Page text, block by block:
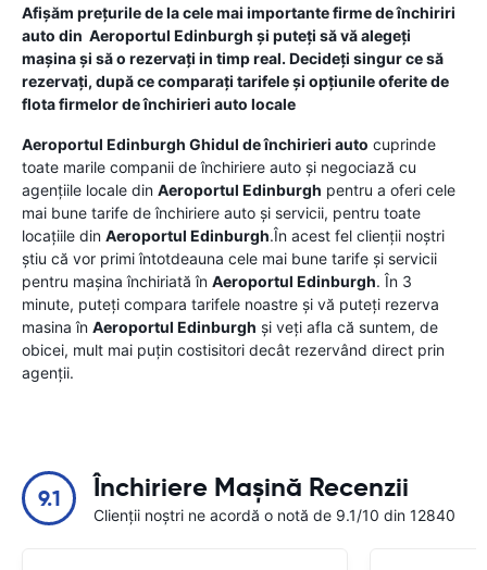
Afișăm prețurile de la cele mai importante firme de închiriri
auto din Aeroportul Edinburgh și puteți să vă alegeți
mașina și să o rezervați in timp real. Decideți singur ce să
rezervați, după ce comparați tarifele și opțiunile oferite de
flota firmelor de închirieri auto locale
Aeroportul Edinburgh Ghidul de închirieri auto cuprinde
toate marile companii de închiriere auto și negociază cu
agențiile locale din Aeroportul Edinburgh pentru a oferi cele
mai bune tarife de închiriere auto și servicii, pentru toate
locațiile din Aeroportul Edinburgh.În acest fel clienții noștri
știu că vor primi întotdeauna cele mai bune tarife și servicii
pentru mașina închiriată în Aeroportul Edinburgh. În 3
minute, puteți compara tarifele noastre și vă puteți rezerva
masina în Aeroportul Edinburgh și veți afla că suntem, de
obicei, mult mai puțin costisitori decât rezervând direct prin
agenții.
9.1 Închiriere Mașină Recenzii
Clienții noștri ne acordă o notă de 9.1/10 din 12840